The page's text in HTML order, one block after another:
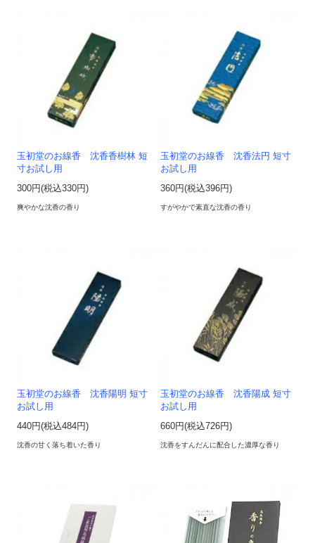
玉初堂のお線香 沈香香樹林 短
寸お試し用
300円(税込330円)
爽やかな沈香の香り
玉初堂のお線香 沈香法円 短寸
お試し用
360円(税込396円)
すがやかで素直な沈香の香り
玉初堂のお線香 沈香陽明 短寸
お試し用
440円(税込484円)
沈香の甘く落ち着いた香り
玉初堂のお線香 沈香陽成 短寸
お試し用
660円(税込726円)
沈香をすんだんに配合した濃厚な香り